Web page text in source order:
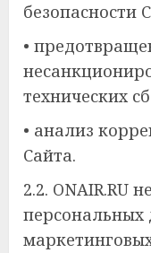
безопасности
•
технических
• анализ
Сайта.
2.2. ONAIR.RU
персональных